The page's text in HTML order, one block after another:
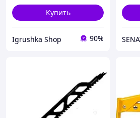
Купить
Igrushka Shop 90%